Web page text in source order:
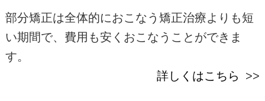
部分矯正は全体的におこなう矯正治療よりも短
い期間で、費用も安くおこなうことができま
す。
詳しくはこちら